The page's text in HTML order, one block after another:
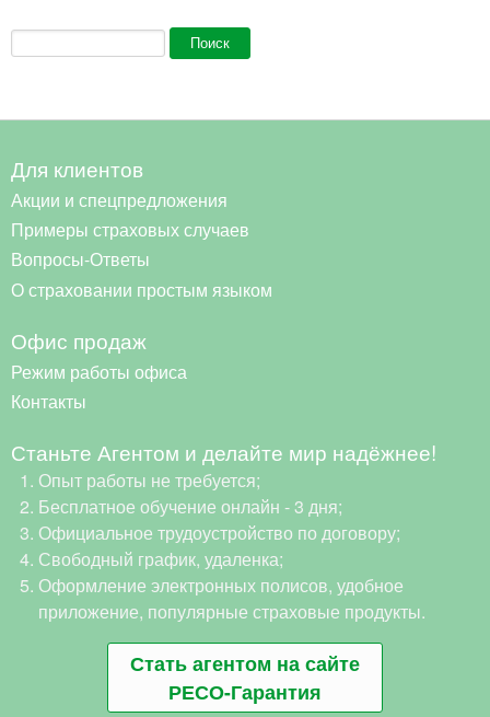
Форма поиска
Поиск
Для клиентов
Акции и спецпредложения
Примеры страховых случаев
Вопросы-Ответы
О страховании простым языком
Офис продаж
Режим работы офиса
Контакты
Станьте Агентом и делайте мир надёжнее!
Опыт работы не требуется;
Бесплатное обучение онлайн - 3 дня;
Официальное трудоустройство по договору;
Свободный график, удаленка;
Оформление электронных полисов, удобное
приложение, популярные страховые продукты.
Стать агентом на сайте
РЕСО-Гарантия